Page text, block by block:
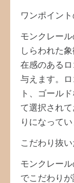
ワンポイン
モンクレー
しらわれた
在感のある
与えます。
ト、ゴール
て選択され
りになってい
こだわり抜
モンクレー
でこだわり